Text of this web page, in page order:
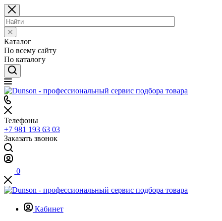
Каталог
По всему сайту
По каталогу
Телефоны
+7 981 193 63 03
Заказать звонок
0
Кабинет